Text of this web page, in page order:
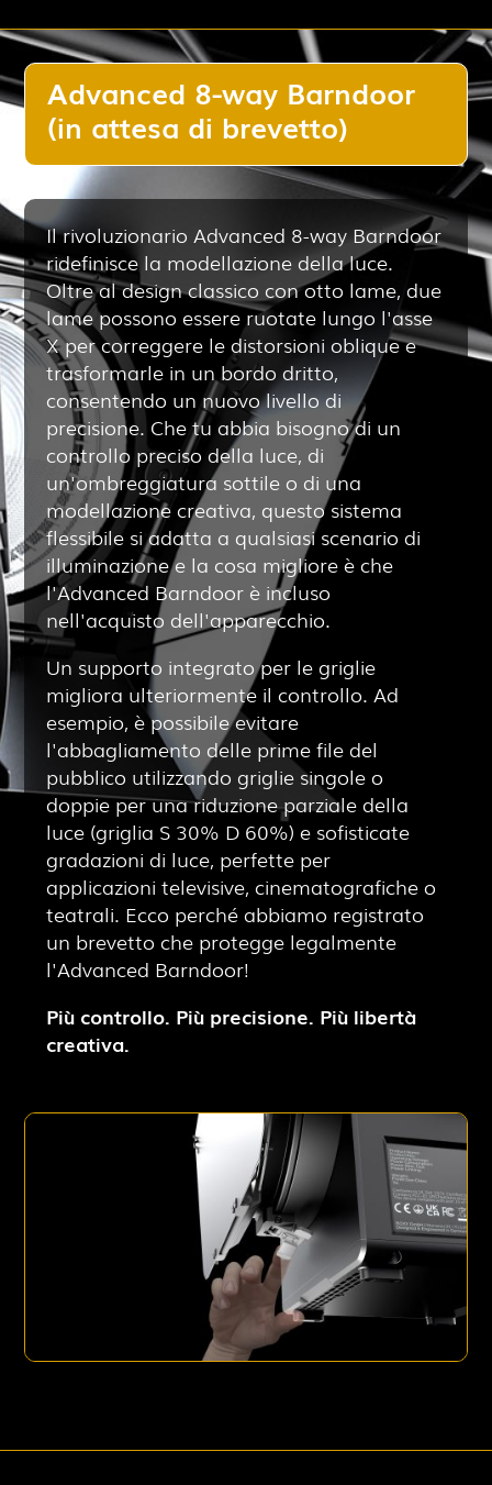
Advanced 8-way Barndoor
(in attesa di brevetto)
Il rivoluzionario Advanced 8-way Barndoor
ridefinisce la modellazione della luce.
Oltre al design classico con otto lame, due
lame possono essere ruotate lungo l'asse
X per correggere le distorsioni oblique e
trasformarle in un bordo dritto,
consentendo un nuovo livello di
precisione. Che tu abbia bisogno di un
controllo preciso della luce, di
un'ombreggiatura sottile o di una
modellazione creativa, questo sistema
flessibile si adatta a qualsiasi scenario di
illuminazione e la cosa migliore è che
l'Advanced Barndoor è incluso
nell'acquisto dell'apparecchio.
Un supporto integrato per le griglie
migliora ulteriormente il controllo. Ad
esempio, è possibile evitare
l'abbagliamento delle prime file del
pubblico utilizzando griglie singole o
doppie per una riduzione parziale della
luce (griglia S 30% D 60%) e sofisticate
gradazioni di luce, perfette per
applicazioni televisive, cinematografiche o
teatrali. Ecco perché abbiamo registrato
un brevetto che protegge legalmente
l'Advanced Barndoor!
Più controllo. Più precisione. Più libertà
creativa.